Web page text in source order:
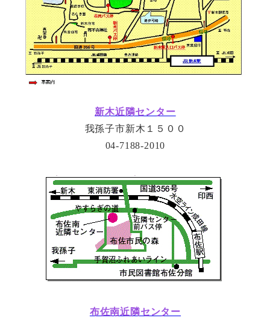
新木近隣センター
我孫子市新木１５００
04-7188-2010
布佐南近隣センター